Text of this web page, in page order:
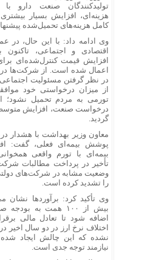
تولیدکنندگان صنعت دارو با
هزینه‌ای، افزایش بسیار
کامل هزینه‌های تحمیل‌شده
وی ادامه داد: با این حال، در
اقتصادی و اجتماعی،
افزایش قیمت کنترل‌شده‌ای
اعمال شده است. از شرکت‌ها
در نظر گرفتن مسئولیت
از میزان درخواستی خود
تورمی به مردم تحمیل نشود؛
درخواست صنعت، افزایش
گردید.
معاون وزیر بهداشت با هشدار
پوشش بیمه‌ای فعلی، گفت:
بیمه‌ای با تورم واقعی
تأخیر در پرداخت مطالبات
وضعیت مشابه در شرکت‌های
را تشدید کرده است.
وی تأکید کرد: برآوردها نشان
بیش از ۱۰۰ همت به
اضافه شود تا تعادل مالی
اختلاف نرخ ارز در دو سال‌ اخیر
نشده که این چالش ایجاد
نیازمند توجه جدی است.